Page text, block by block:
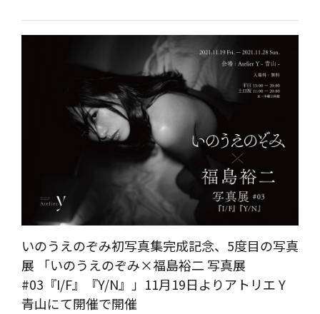
いのうえのぞみ初写真集完成記念、5度目の写真
展 「いのうえのぞみ×福島裕二 写真展
#03『I/F』『Y/N』」11月19日よりアトリエ Y
青山にて開催で開催